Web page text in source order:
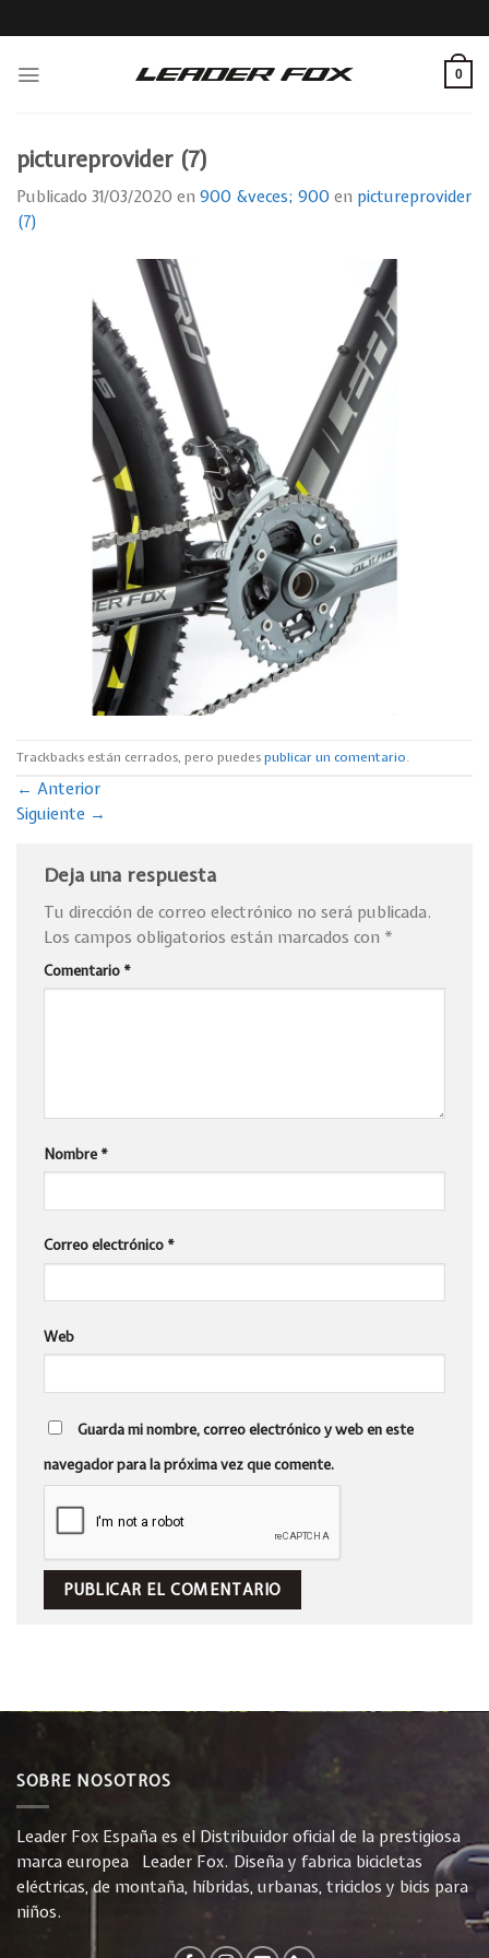
to
0
pictureprovider (7)
Publicado 31/03/2020 en 900 &veces; 900 en pictureprovider
(7)
Trackbacks están cerrados, pero puedespublicar un comentario.
← Anterior
Siguiente →
Deja una respuesta
Tu dirección de correo electrónico no será publicada.
Los campos obligatorios están marcados con *
Comentario *
Nombre *
Correo electrónico *
Web
Guarda mi nombre, correo electrónico y web en este
navegador para la próxima vez que comente.
SOBRE NOSOTROS
Leader Fox España es el Distribuidor oficial de la prestigiosa
marca europea Leader Fox. Diseña y fabrica bicicletas
eléctricas, de montaña, híbridas, urbanas, triciclos y bicis para
niños.